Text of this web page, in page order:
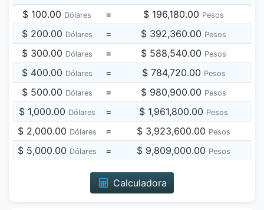
$ 100.00 Dólares = $ 196,180.00 Pesos
$ 200.00 Dólares = $ 392,360.00 Pesos
$ 300.00 Dólares = $ 588,540.00 Pesos
$ 400.00 Dólares = $ 784,720.00 Pesos
$ 500.00 Dólares = $ 980,900.00 Pesos
$ 1,000.00 Dólares = $ 1,961,800.00 Pesos
$ 2,000.00 Dólares = $ 3,923,600.00 Pesos
$ 5,000.00 Dólares = $ 9,809,000.00 Pesos
Calculadora